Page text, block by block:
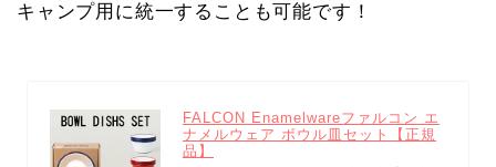
キャンプ用に統一することも可能です！
FALCON Enamelwareファルコン エ
ナメルウェア ボウル皿セット【正規
品】